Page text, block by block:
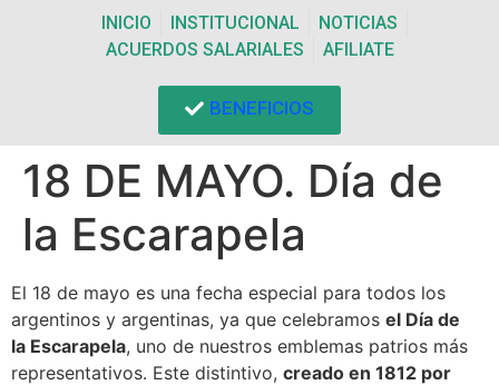
INICIO INSTITUCIONAL
NOTICIAS
ACUERDOS SALARIALES
AFILIATE
BENEFICIOS
18 DE MAYO. Día de
la Escarapela
El 18 de mayo es una fecha especial para todos los
argentinos y argentinas, ya que celebramos el Día de
la Escarapela, uno de nuestros emblemas patrios más
representativos. Este distintivo, creado en 1812 por